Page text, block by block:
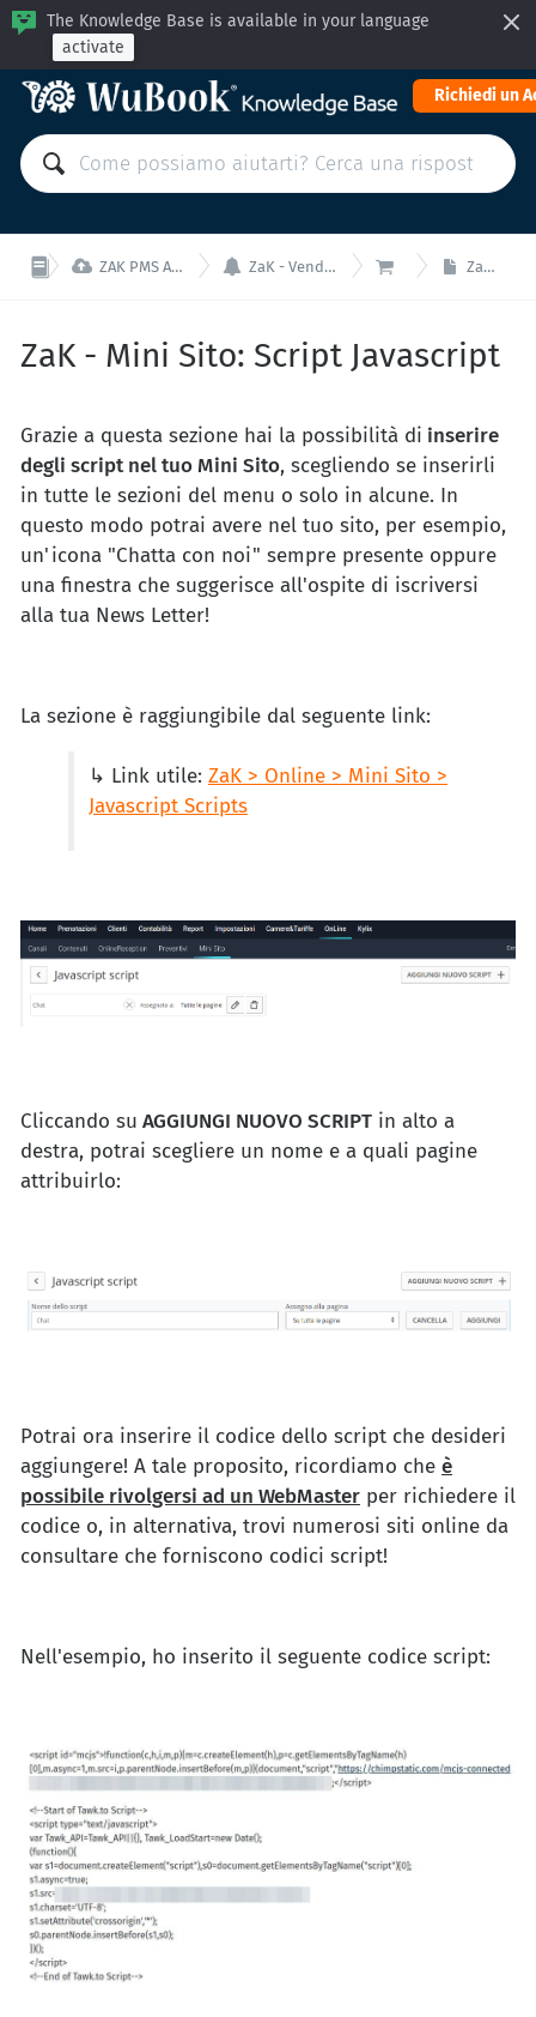
The Knowledge Base is available in your language
activate
Richiedi un
 ZAK PMS ALL-IN-ONE: Gestisci la tua struttura da un'unica interfaccia!  ZaK - Vendita Online (Online Reception, Mini Sito e Channel Manager)  ZaK - Mini Sito
ZaK - Mini Sito: Script Javascript
ZaK - Mini Sito: Script Javascript
Grazie a questa sezione hai la possibilità di inserire
degli script nel tuo Mini Sito, scegliendo se inserirli
in tutte le sezioni del menu o solo in alcune. In
questo modo potrai avere nel tuo sito, per esempio,
un'icona "Chatta con noi" sempre presente oppure
una finestra che suggerisce all'ospite di iscriversi
alla tua News Letter!
La sezione è raggiungibile dal seguente link:
↳ Link utile: ZaK > Online > Mini Sito >
Javascript Scripts
Cliccando su AGGIUNGI NUOVO SCRIPT in alto a
destra, potrai scegliere un nome e a quali pagine
attribuirlo:
Potrai ora inserire il codice dello script che desideri
aggiungere! A tale proposito, ricordiamo che è
possibile rivolgersi ad un WebMaster per richiedere il
codice o, in alternativa, trovi numerosi siti online da
consultare che forniscono codici script!
Nell'esempio, ho inserito il seguente codice script: